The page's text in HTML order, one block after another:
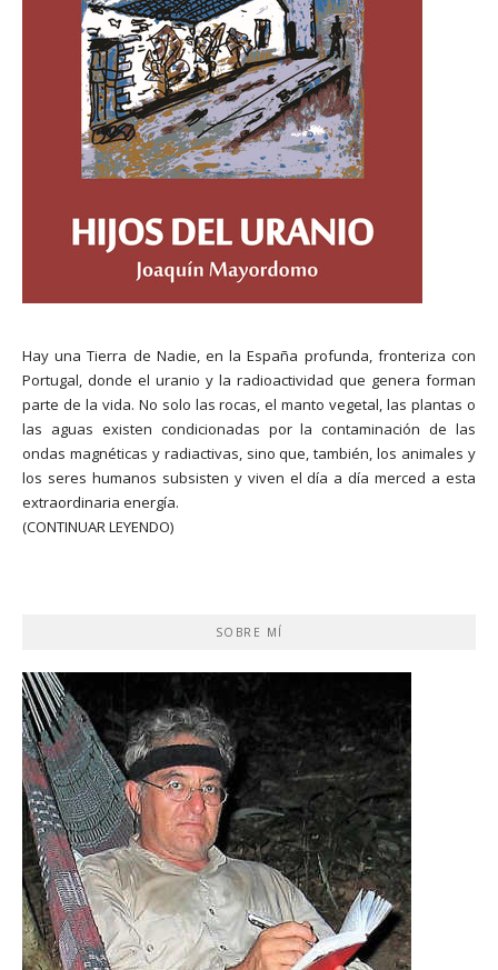
Hay una Tierra de Nadie, en la España profunda, fronteriza con
Portugal, donde el uranio y la radioactividad que genera forman
parte de la vida. No solo las rocas, el manto vegetal, las plantas o
las aguas existen condicionadas por la contaminación de las
ondas magnéticas y radiactivas, sino que, también, los animales y
los seres humanos subsisten y viven el día a día merced a esta
extraordinaria energía.
(CONTINUAR LEYENDO)
SOBRE MÍ